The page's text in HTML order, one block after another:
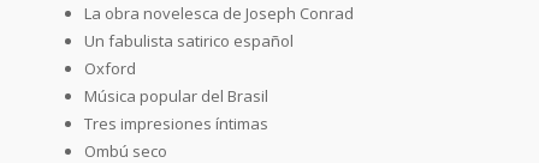
La obra novelesca de Joseph Conrad
Un fabulista satirico español
Oxford
Música popular del Brasil
Tres impresiones íntimas
Ombú seco